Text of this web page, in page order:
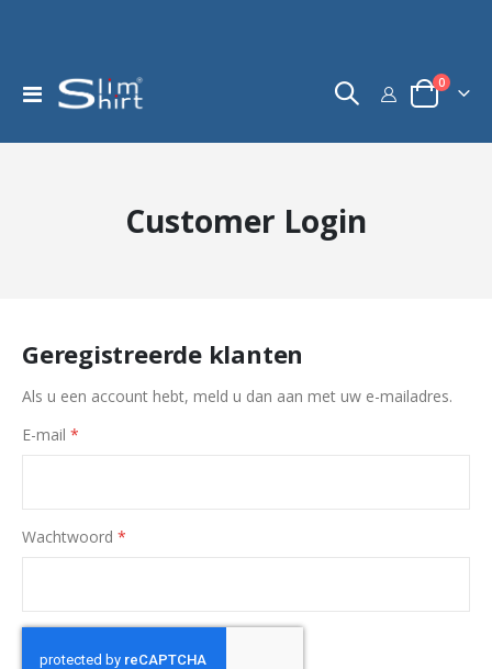
Toggle
Nav
kar
0
Customer Login
Geregistreerde klanten
Als u een account hebt, meld u dan aan met uw e-mailadres.
E-mail
Wachtwoord